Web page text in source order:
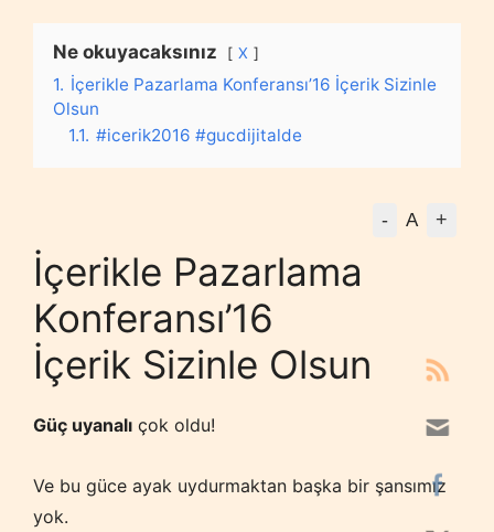
Ne okuyacaksınız X
1. İçerikle Pazarlama Konferansı’16 İçerik Sizinle
Olsun
1.1. #icerik2016 #gucdijitalde
- A +
İçerikle Pazarlama
Konferansı’16
İçerik Sizinle Olsun
Güç uyanalı çok oldu!
Ve bu güce ayak uydurmaktan başka bir şansımız
yok.